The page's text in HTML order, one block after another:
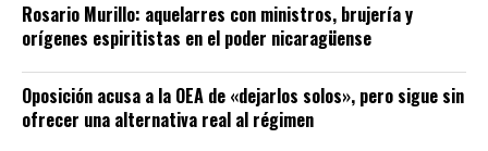
Rosario Murillo: aquelarres con ministros, brujería y
orígenes espiritistas en el poder nicaragüense
Oposición acusa a la OEA de «dejarlos solos», pero sigue sin
ofrecer una alternativa real al régimen